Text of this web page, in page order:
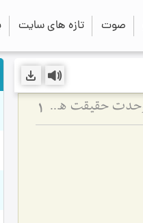
صوت تازه های سایت
ماهیت و کیفیت ثبوت آن در مراتب وجود - تبیین نسبت میان تعینات وجودی و وحدت حقیقت هستی 1